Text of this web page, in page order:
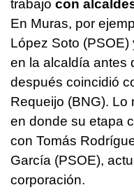
trabajo con
En Muras, por
López Soto
en la alcaldía antes
después coincidió
Requeijo (BNG). Lo
en donde su etapa
con Tomás
García (PSOE),
corporación.